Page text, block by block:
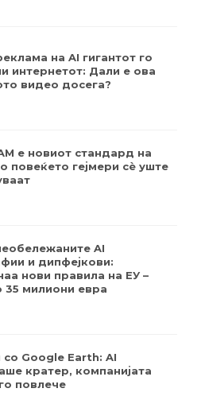
на AI гигантот го
интернетот: Дали е ова
видео досега?
е новиот стандард на
повеќето гејмери ​​сè уште
AI
и дипфејкови:
нови правила на ЕУ –
35 милиони евра
Google Earth: AI
кратер, компанијата
повлече